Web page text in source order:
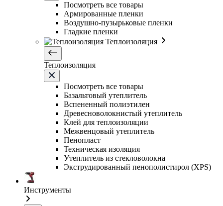
Посмотреть все товары
Армированные пленки
Воздушно-пузырьковые пленки
Гладкие пленки
Теплоизоляция
Теплоизоляция
Посмотреть все товары
Базальтовый утеплитель
Вспененный полиэтилен
Древесноволокнистый утеплитель
Клей для теплоизоляции
Межвенцовый утеплитель
Пенопласт
Техническая изоляция
Утеплитель из стекловолокна
Экструдированный пенополистирол (XPS)
Инструменты